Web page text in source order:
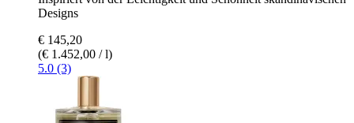
Designs
€ 145,20
(€ 1.452,00 / l)
5.0 (3)